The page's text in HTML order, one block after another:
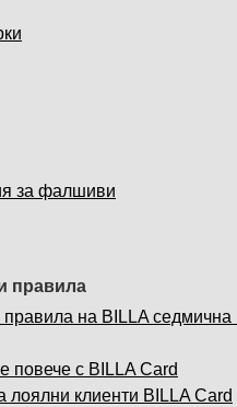
за фалшиви
правила
на BILLA седмична
повече с BILLA Card
лоялни клиенти BILLA Card